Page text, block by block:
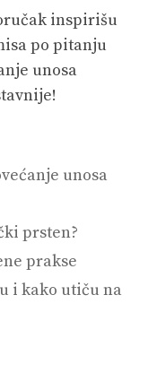
inspirišu
po pitanju
unosa
unosa
prsten?
prakse
i kako utiču na